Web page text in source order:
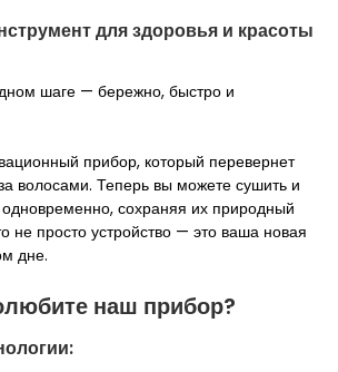
для здоровья и красоты
шаге — бережно, быстро и
прибор, который перевернет
волосами. Теперь вы можете сушить и
сохраняя их природный
не просто устройство — это ваша новая
дне.
наш прибор?